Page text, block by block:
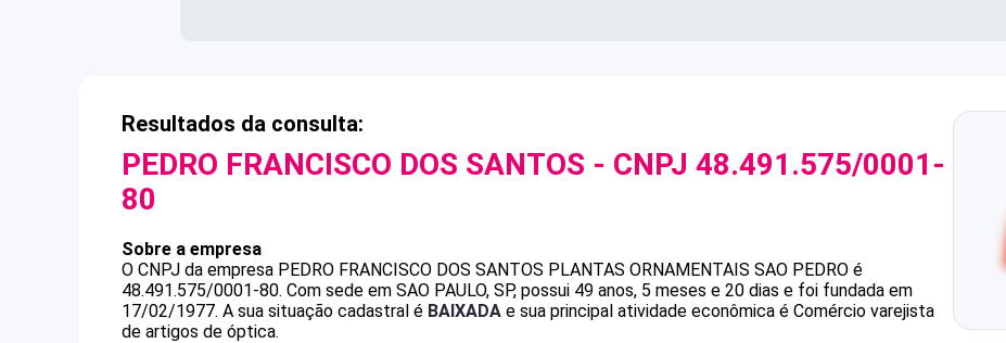
Resultados da consulta:
PEDRO FRANCISCO DOS SANTOS - CNPJ 48.491.575/0001-
80
Sobre a empresa
O CNPJ da empresa PEDRO FRANCISCO DOS SANTOS PLANTAS ORNAMENTAIS SAO PEDRO é
48.491.575/0001-80. Com sede em SAO PAULO, SP, possui 49 anos, 5 meses e 20 dias e foi fundada em
17/02/1977. A sua situação cadastral é BAIXADA e sua principal atividade econômica é Comércio varejista
de artigos de óptica.